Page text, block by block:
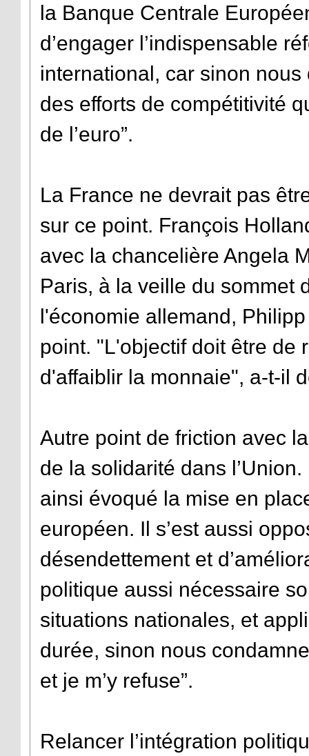
la Banque Centrale
d’engager l’indispensable
international, car sinon
des efforts de compétitivité
de l’euro”.
La France ne devrait pas
sur ce point. François
avec la chancelière Angela
Paris, à la veille du sommet
l'économie allemand,
point. "L'objectif doit être de
d'affaiblir la monnaie", a-t-il
Autre point de friction avec
de la solidarité dans
ainsi évoqué la mise en
européen. Il s’est aussi
désendettement et
politique aussi nécessaire
situations nationales, et
durée, sinon nous
et je m’y refuse”.
Relancer l’intégration